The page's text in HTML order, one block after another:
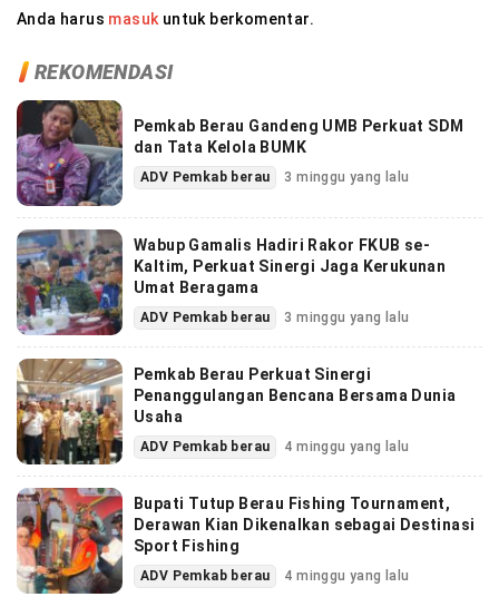
Anda harus masuk untuk berkomentar.
REKOMENDASI
Pemkab Berau Gandeng UMB Perkuat SDM
dan Tata Kelola BUMK
ADV Pemkab berau 3 minggu yang lalu
Wabup Gamalis Hadiri Rakor FKUB se-
Kaltim, Perkuat Sinergi Jaga Kerukunan
Umat Beragama
ADV Pemkab berau 3 minggu yang lalu
Pemkab Berau Perkuat Sinergi
Penanggulangan Bencana Bersama Dunia
Usaha
ADV Pemkab berau 4 minggu yang lalu
Bupati Tutup Berau Fishing Tournament,
Derawan Kian Dikenalkan sebagai Destinasi
Sport Fishing
ADV Pemkab berau 4 minggu yang lalu